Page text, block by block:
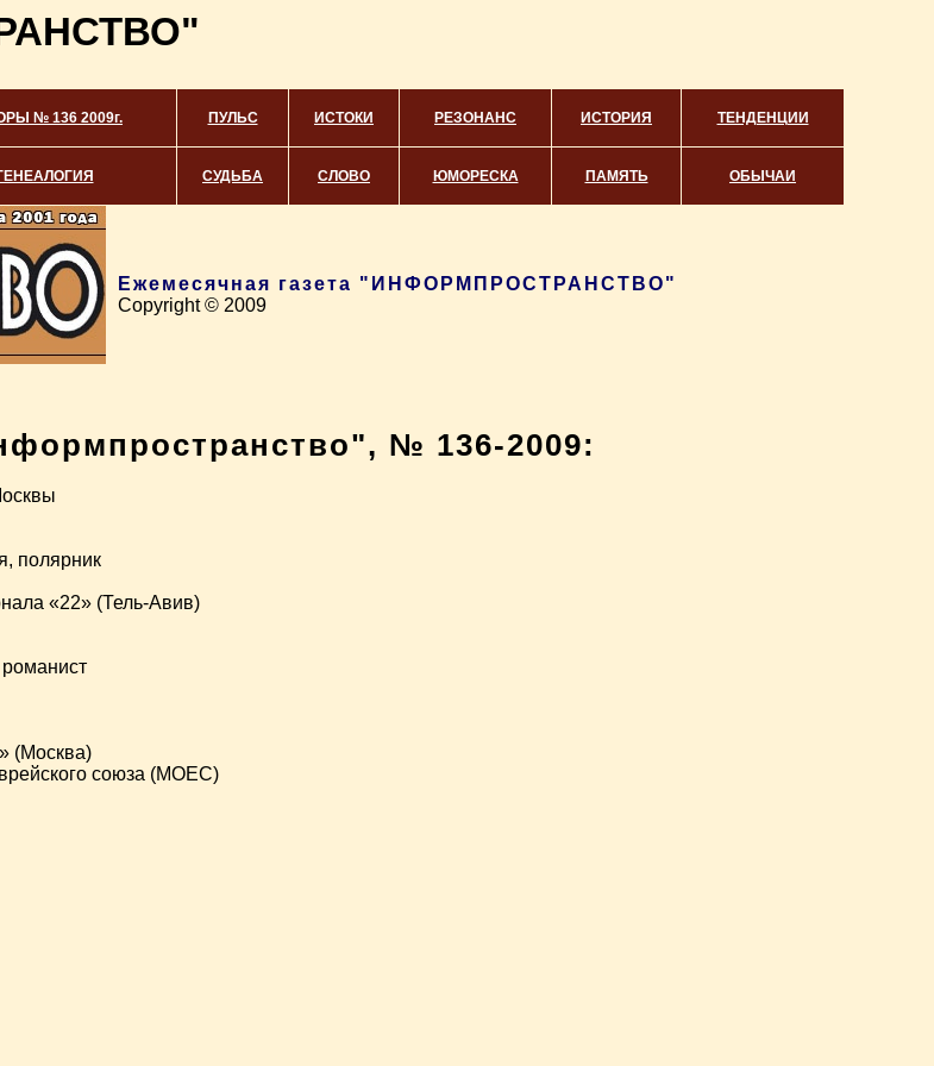
№ 136 2009г. ПУЛЬС ИСТОКИ РЕЗОНАНС ИСТОРИЯ ТЕНДЕНЦИИ
СУДЬБА СЛОВО ЮМОРЕСКА ПАМЯТЬ ОБЫЧАИ
Ежемесячная газета "ИНФОРМПРОСТРАНСТВО"
Copyright © 2009
№ 136-2009:
полярник
«22» (Тель-Авив)
(Москва)
союза (МОЕС)